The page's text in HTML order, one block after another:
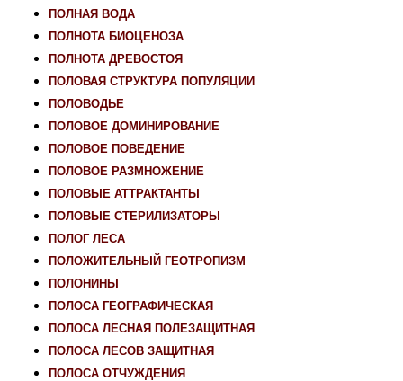
ПОЛНАЯ ВОДА
ПОЛНОТА БИОЦЕНОЗА
ПОЛНОТА ДРЕВОСТОЯ
ПОЛОВАЯ СТРУКТУРА ПОПУЛЯЦИИ
ПОЛОВОДЬЕ
ПОЛОВОЕ ДОМИНИРОВАНИЕ
ПОЛОВОЕ ПОВЕДЕНИЕ
ПОЛОВОЕ РАЗМНОЖЕНИЕ
ПОЛОВЫЕ АТТРАКТАНТЫ
ПОЛОВЫЕ СТЕРИЛИЗАТОРЫ
ПОЛОГ ЛЕСА
ПОЛОЖИТЕЛЬНЫЙ ГЕОТРОПИЗМ
ПОЛОНИНЫ
ПОЛОСА ГЕОГРАФИЧЕСКАЯ
ПОЛОСА ЛЕСНАЯ ПОЛЕЗАЩИТНАЯ
ПОЛОСА ЛЕСОВ ЗАЩИТНАЯ
ПОЛОСА ОТЧУЖДЕНИЯ